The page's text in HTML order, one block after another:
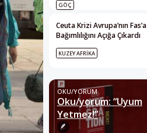
GÖÇ
Ceuta Krizi Avrupa’nın Fas’a
Bağımlılığını Açığa Çıkardı
KUZEY AFRIKA
OKU/YORUM
Oku/yorum: “Uyum
Yetmez!”